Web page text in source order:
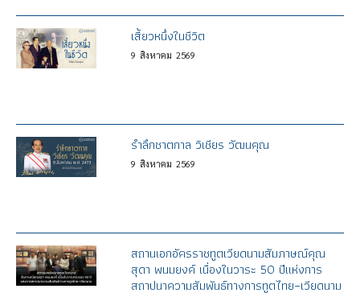
เสี้ยวหนึ่งในชีวิต
9 สิงหาคม 2569
รำลึกชาตกาล วิเชียร วัฒนคุณ
9 สิงหาคม 2569
สถานเอกอัครราชทูตเวียดนามสัมภาษณ์คุณ
สุดา พนมยงค์ เนื่องในวาระ 50 ปีแห่งการ
สถาปนาความสัมพันธ์ทางการทูตไทย–เวียดนาม